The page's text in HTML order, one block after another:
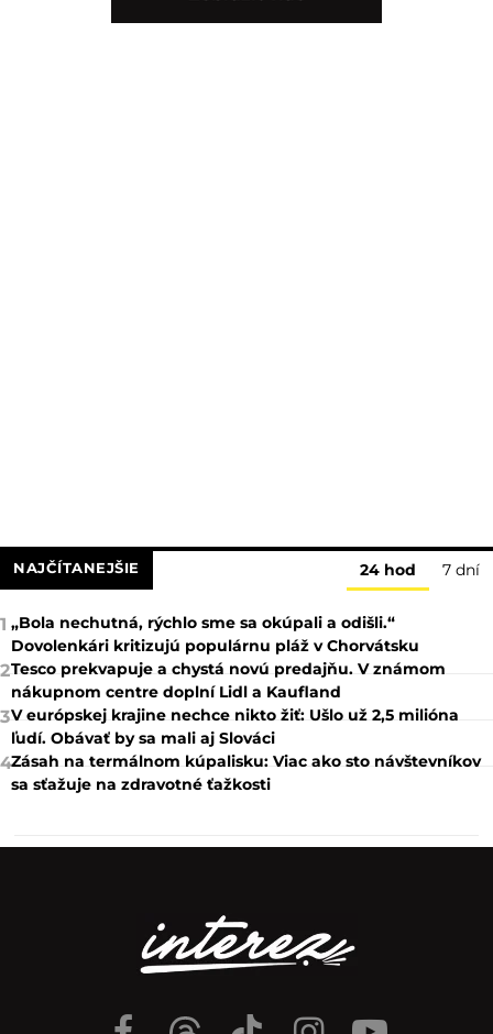
NAJČÍTANEJŠIE 24 hod 7 dní
1 „Bola nechutná, rýchlo sme sa okúpali a odišli.“
Dovolenkári kritizujú populárnu pláž v Chorvátsku
2Tesco prekvapuje a chystá novú predajňu. V známom
nákupnom centre doplní Lidl a Kaufland
3V európskej krajine nechce nikto žiť: Ušlo už 2,5 milióna
ľudí. Obávať by sa mali aj Slováci
4Zásah na termálnom kúpalisku: Viac ako sto návštevníkov
sa sťažuje na zdravotné ťažkosti